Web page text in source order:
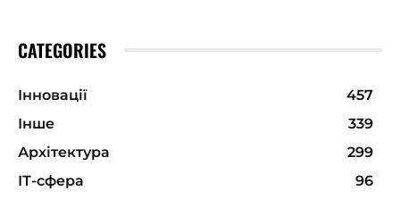
CATEGORIES
Інновації
457
Інше
339
Архітектура
299
ІТ-сфера
96